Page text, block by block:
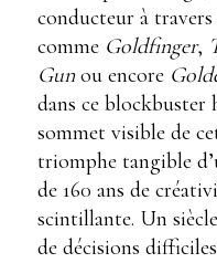
conducteur à travers
comme Goldfinger,
Gunou encore
dans ce blockbuster
sommet visible de
triomphe tangible
de 160 ans de
scintillante. Un
de décisions